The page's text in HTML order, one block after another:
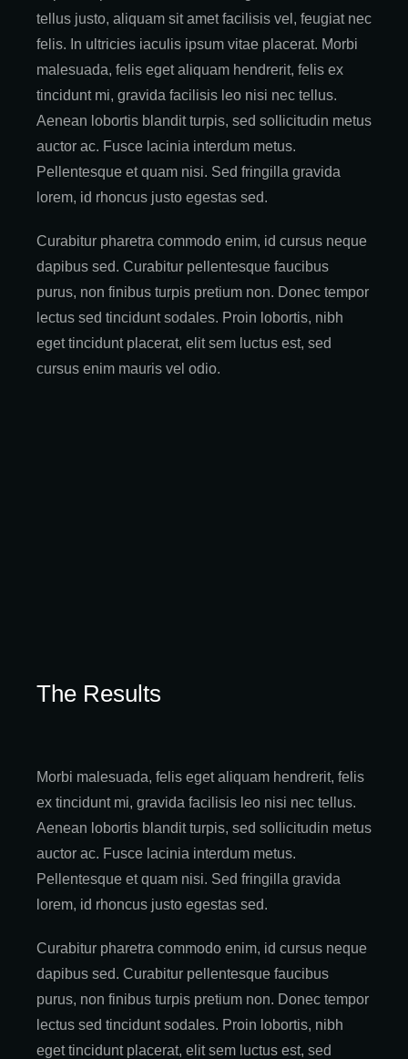
tellus justo, aliquam sit amet facilisis vel, feugiat nec
felis. In ultricies iaculis ipsum vitae placerat. Morbi
malesuada, felis eget aliquam hendrerit, felis ex
tincidunt mi, gravida facilisis leo nisi nec tellus.
Aenean lobortis blandit turpis, sed sollicitudin metus
auctor ac. Fusce lacinia interdum metus.
Pellentesque et quam nisi. Sed fringilla gravida
lorem, id rhoncus justo egestas sed.
Curabitur pharetra commodo enim, id cursus neque
dapibus sed. Curabitur pellentesque faucibus
purus, non finibus turpis pretium non. Donec tempor
lectus sed tincidunt sodales. Proin lobortis, nibh
eget tincidunt placerat, elit sem luctus est, sed
cursus enim mauris vel odio.
The Results
Morbi malesuada, felis eget aliquam hendrerit, felis
ex tincidunt mi, gravida facilisis leo nisi nec tellus.
Aenean lobortis blandit turpis, sed sollicitudin metus
auctor ac. Fusce lacinia interdum metus.
Pellentesque et quam nisi. Sed fringilla gravida
lorem, id rhoncus justo egestas sed.
Curabitur pharetra commodo enim, id cursus neque
dapibus sed. Curabitur pellentesque faucibus
purus, non finibus turpis pretium non. Donec tempor
lectus sed tincidunt sodales. Proin lobortis, nibh
eget tincidunt placerat, elit sem luctus est, sed